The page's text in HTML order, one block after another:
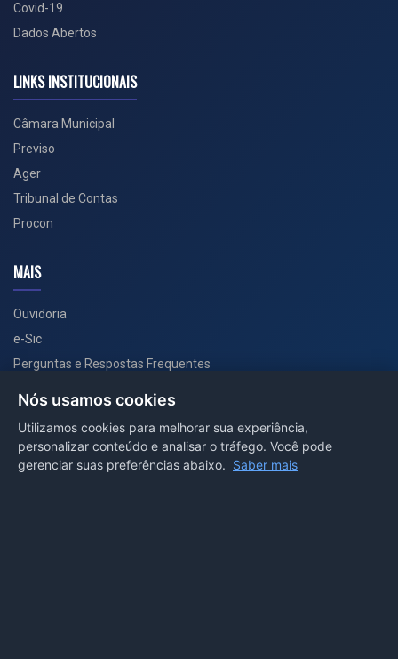
Covid-19
Dados Abertos
LINKS INSTITUCIONAIS
Câmara Municipal
Previso
Ager
Tribunal de Contas
Procon
MAIS
Ouvidoria
e-Sic
Perguntas e Respostas Frequentes
PORTAL COVID-19
Nós usamos cookies
Utilizamos cookies para melhorar sua experiência,
personalizar conteúdo e analisar o tráfego. Você pode
gerenciar suas preferências abaixo. Saber mais